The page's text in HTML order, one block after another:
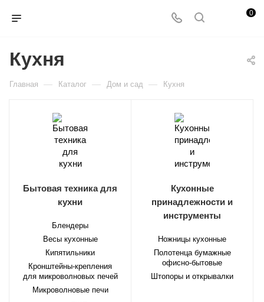
0
Кухня
Главная — Каталог — Дом и сад — Кухня
Бытовая техника для
кухни
Блендеры
Весы кухонные
Кипятильники
Кронштейны-крепления
для микроволновых печей
Микроволновые печи
Кухонные
принадлежности и
инструменты
Ножницы кухонные
Полотенца бумажные
офисно-бытовые
Штопоры и открывалки